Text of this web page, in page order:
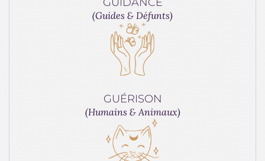
(Guides & Défunts)
GUÉRISON
(Humains & Animaux)